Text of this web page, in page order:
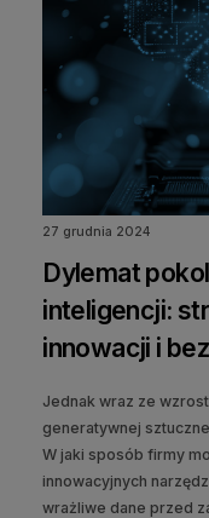
27 grudnia 2024
Dylemat
inteligencji:
innowacji i
Jednak wraz ze
generatywnej
W jaki sposób firmy
innowacyjnych
wrażliwe dane przed